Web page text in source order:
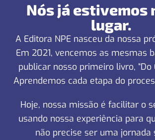
Nós já estivemos
lugar.
A Editora NPE nasceu da nossa
Em 2021, vencemos as mesmas
publicar nosso primeiro livro, “Do
Aprendemos cada etapa do
Hoje, nossa missão é facilitar o
usando nossa experiência para
não precise ser uma jornada